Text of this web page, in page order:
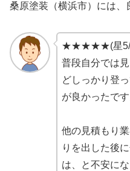
桑原塗装（横浜市）には、
★★★★★(星5/
普段自分では
どしっかり登
が良かったです
他の見積もり
りを出した後
は、と不安に